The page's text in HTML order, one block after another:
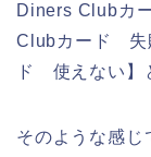
Diners Clubカ
Clubカード 失
ド 使えない】
そのような感じ